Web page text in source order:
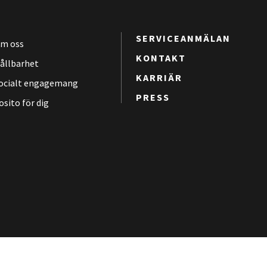
oss
engagemang
för dig
SERVICEANMÄLAN
KONTAKT
KARRIÄR
PRESS